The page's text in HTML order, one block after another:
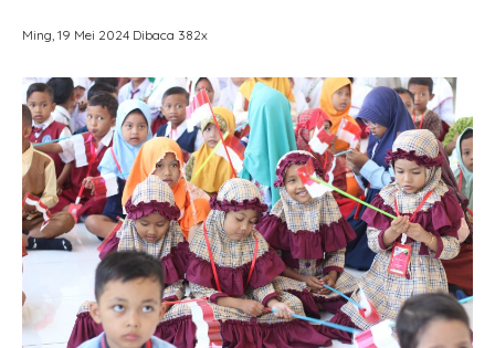
Ming, 19 Mei 2024 Dibaca 382x